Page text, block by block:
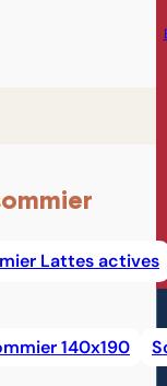
Lattes actives
140x190